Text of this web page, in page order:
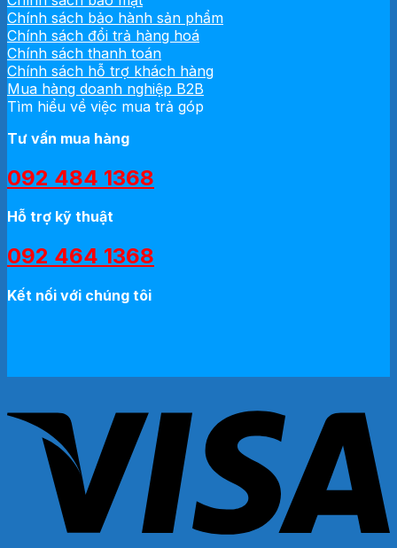
Chính sách bảo hành sản phẩm
Chính sách đổi trả hàng hoá
Chính sách thanh toán
Chính sách hỗ trợ khách hàng
Mua hàng doanh nghiệp B2B
Tìm hiểu về việc mua trả góp
Tư vấn mua hàng
092 484 1368
Hỗ trợ kỹ thuật
092 464 1368
Kết nối với chúng tôi